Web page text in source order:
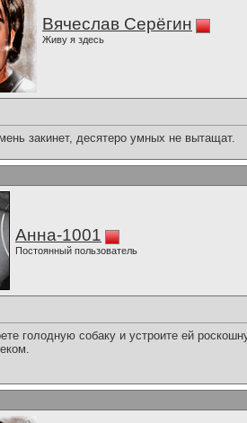
Вячеслав Серёгин
Живу я здесь
закинет, десятеро умных не вытащат.
Анна-1001
Постоянный пользователь
голодную собаку и устроите ей